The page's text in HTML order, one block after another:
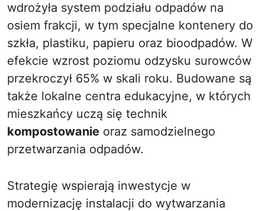
wdrożyła system podziału odpadów na
osiem frakcji, w tym specjalne kontenery do
szkła, plastiku, papieru oraz bioodpadów. W
efekcie wzrost poziomu odzysku surowców
przekroczył 65% w skali roku. Budowane są
także lokalne centra edukacyjne, w których
mieszkańcy uczą się technik
kompostowanie oraz samodzielnego
przetwarzania odpadów.
Strategię wspierają inwestycje w
modernizację instalacji do wytwarzania